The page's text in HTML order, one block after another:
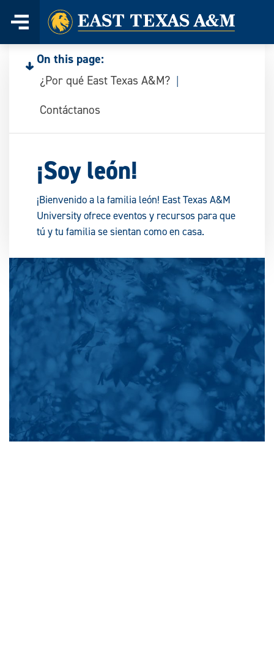
content
Home
On this page:
¿Por qué East Texas A&M?
Contáctanos
¡Soy león!
¡Bienvenido a la familia león! East Texas A&M
University ofrece eventos y recursos para que
tú y tu familia se sientan como en casa.